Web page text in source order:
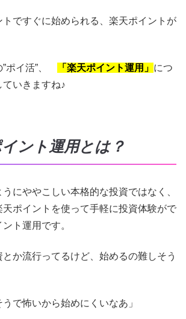
ですぐに始められる、楽天ポイントが
”ポイ活”、 「楽天ポイント運用」 につ
いきますね♪
ント運用とは？
にややこしい本格的な投資ではなく、
ポイントを使って手軽に投資体験がで
ト運用です。
とか流行ってるけど、始めるの難しそう
うで怖いから始めにくいなあ」